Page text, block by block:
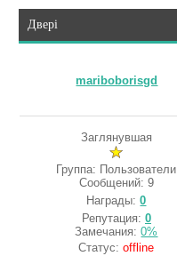
Двері
mariboborisgd
Заглянувшая
Группа: Пользователи
Сообщений: 9
Награды:0
Репутация: 0
Замечания:0%
Статус:offline